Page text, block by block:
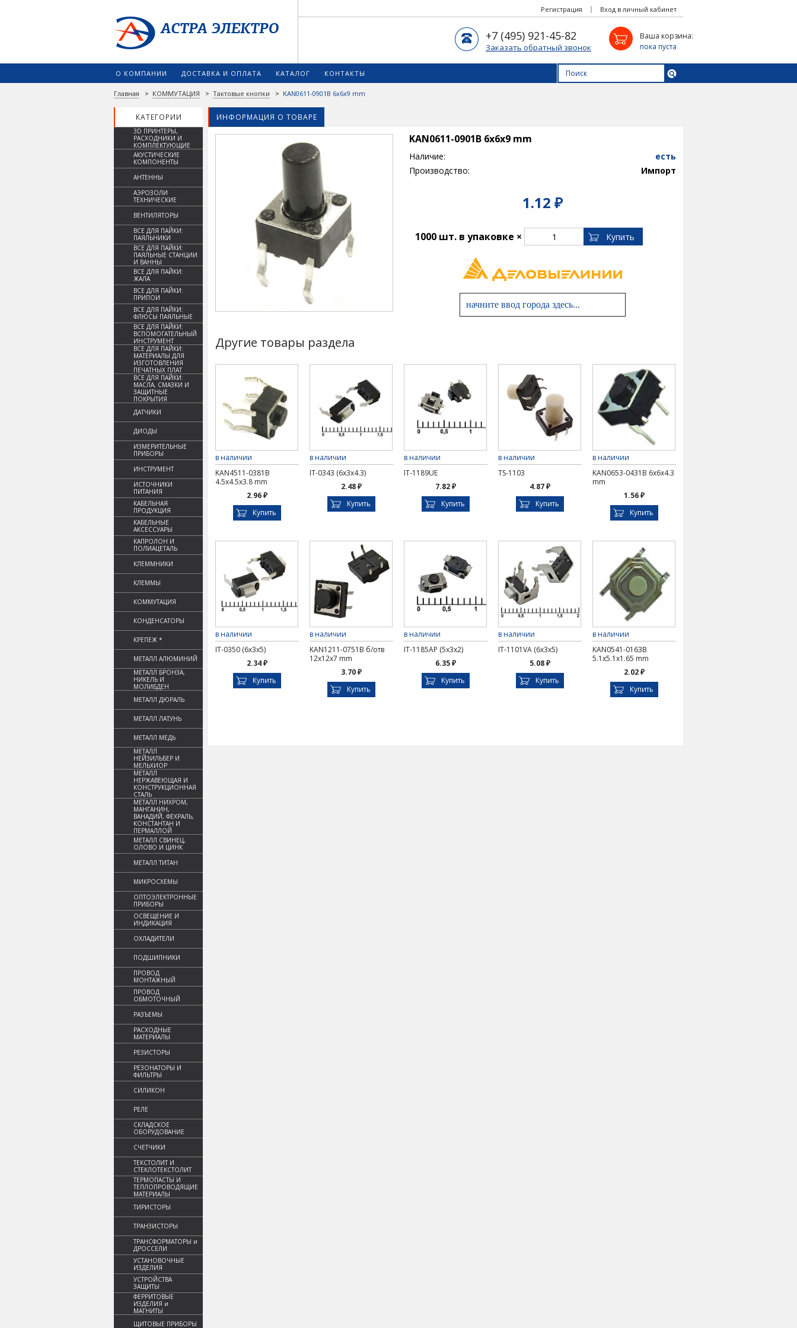
Вход в личный кабинет
Регистрация
Ваша корзина:
пока пуста
+7 (495) 921-45-82
Заказать обратный звонок
О КОМПАНИИ ДОСТАВКА И ОПЛАТА КАТАЛОГ КОНТАКТЫ
Главная > КОММУТАЦИЯ > Тактовые кнопки > KAN0611-0901B 6x6x9 mm
КАТЕГОРИИ ИНФОРМАЦИЯ О ТОВАРЕ
3D ПРИНТЕРЫ,
РАСХОДНИКИ И
КОМПЛЕКТУЮЩИЕ
АКУСТИЧЕСКИЕ
КОМПОНЕНТЫ
АНТЕННЫ
АЭРОЗОЛИ
ТЕХНИЧЕСКИЕ
ВЕНТИЛЯТОРЫ
ВСЕ ДЛЯ ПАЙКИ:
ПАЯЛЬНИКИ
ВСЕ ДЛЯ ПАЙКИ:
ПАЯЛЬНЫЕ СТАНЦИИ
И ВАННЫ
ВСЕ ДЛЯ ПАЙКИ:
ЖАЛА
ВСЕ ДЛЯ ПАЙКИ:
ПРИПОИ
ВСЕ ДЛЯ ПАЙКИ:
ФЛЮСЫ ПАЯЛЬНЫЕ
ВСЕ ДЛЯ ПАЙКИ:
ВСПОМОГАТЕЛЬНЫЙ
ИНСТРУМЕНТ
ВСЕ ДЛЯ ПАЙКИ:
МАТЕРИАЛЫ ДЛЯ
ИЗГОТОВЛЕНИЯ
ПЕЧАТНЫХ ПЛАТ
ВСЕ ДЛЯ ПАЙКИ:
МАСЛА, СМАЗКИ И
ЗАЩИТНЫЕ
ПОКРЫТИЯ
ДАТЧИКИ
ДИОДЫ
ИЗМЕРИТЕЛЬНЫЕ
ПРИБОРЫ
ИНСТРУМЕНТ
ИСТОЧНИКИ
ПИТАНИЯ
КАБЕЛЬНАЯ
ПРОДУКЦИЯ
КАБЕЛЬНЫЕ
АКСЕССУАРЫ
КАПРОЛОН И
ПОЛИАЦЕТАЛЬ
КЛЕММНИКИ
КЛЕММЫ
КОММУТАЦИЯ
КОНДЕНСАТОРЫ
КРЕПЕЖ *
МЕТАЛЛ АЛЮМИНИЙ
МЕТАЛЛ БРОНЗА,
НИКЕЛЬ И
МОЛИБДЕН
МЕТАЛЛ ДЮРАЛЬ
МЕТАЛЛ ЛАТУНЬ
МЕТАЛЛ МЕДЬ
МЕТАЛЛ
НЕЙЗИЛЬБЕР И
МЕЛЬХИОР
МЕТАЛЛ
НЕРЖАВЕЮЩАЯ И
КОНСТРУКЦИОННАЯ
СТАЛЬ
МЕТАЛЛ НИХРОМ,
МАНГАНИН,
ВАНАДИЙ, ФЕХРАЛЬ,
КОНСТАНТАН И
ПЕРМАЛЛОЙ
МЕТАЛЛ СВИНЕЦ,
ОЛОВО И ЦИНК
МЕТАЛЛ ТИТАН
МИКРОСХЕМЫ
ОПТОЭЛЕКТРОННЫЕ
ПРИБОРЫ
ОСВЕЩЕНИЕ И
ИНДИКАЦИЯ
ОХЛАДИТЕЛИ
ПОДШИПНИКИ
ПРОВОД
МОНТАЖНЫЙ
ПРОВОД
ОБМОТОЧНЫЙ
РАЗЪЕМЫ
РАСХОДНЫЕ
МАТЕРИАЛЫ
РЕЗИСТОРЫ
РЕЗОНАТОРЫ И
ФИЛЬТРЫ
СИЛИКОН
РЕЛЕ
СКЛАДСКОЕ
ОБОРУДОВАНИЕ
СЧЕТЧИКИ
ТЕКСТОЛИТ И
СТЕКЛОТЕКСТОЛИТ
ТЕРМОПАСТЫ И
ТЕПЛОПРОВОДЯЩИЕ
МАТЕРИАЛЫ
ТИРИСТОРЫ
ТРАНЗИСТОРЫ
ТРАНСФОРМАТОРЫ и
ДРОССЕЛИ
УСТАНОВОЧНЫЕ
ИЗДЕЛИЯ
УСТРОЙСТВА
ЗАЩИТЫ
ФЕРРИТОВЫЕ
ИЗДЕЛИЯ и
МАГНИТЫ
ЩИТОВЫЕ ПРИБОРЫ
KAN0611-0901B 6x6x9 mm
Наличие:
есть
Производство:
Импорт
1.12 ₽
1000 шт. в упаковке ×
Другие товары раздела
в наличии
KAN4511-0381B
4.5x4.5x3.8 mm
2.96 ₽
Купить
в наличии
IT-0343 (6x3x4.3)
2.48 ₽
Купить
в наличии
IT-1189UE
7.82 ₽
Купить
в наличии
TS-1103
4.87 ₽
Купить
в наличии
KAN0653-0431B 6x6x4.3
mm
1.56 ₽
Купить
в наличии
IT-0350 (6x3x5)
2.34 ₽
Купить
в наличии
KAN1211-0751B б/отв
12x12x7 mm
3.70 ₽
Купить
в наличии
IT-1185AP (5x3x2)
6.35 ₽
Купить
в наличии
IT-1101VA (6x3x5)
5.08 ₽
Купить
в наличии
KAN0541-0163B
5.1x5.1x1.65 mm
2.02 ₽
Купить